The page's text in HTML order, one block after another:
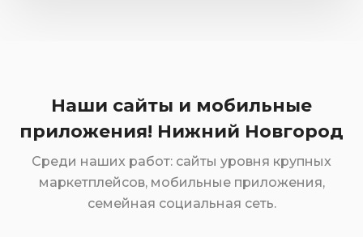
Наши сайты и мобильные
приложения! Нижний Новгород
Среди наших работ: сайты уровня крупных
маркетплейсов, мобильные приложения,
семейная социальная сеть.